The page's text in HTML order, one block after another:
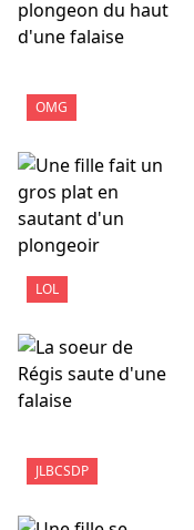
OMG
LOL
JLBCSDP